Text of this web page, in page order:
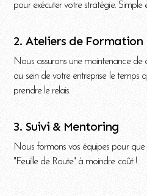
pour exécuter votre stratégie. Simple
2. Ateliers de Formation
Nous assurons une maintenance de
au sein de votre entreprise le temps
prendre le relais.
3. Suivi & Mentoring
Nous formons vos équipes pour que
"Feuille de Route" à moindre coût !